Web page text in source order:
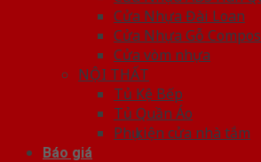
Cửa Nhựa Đài Loan
Cửa Nhựa Gỗ
Cửa vòm nhựa
NỘI THẤT
Tủ Kệ Bếp
Tủ Quần Áo
Phụ kiện cửa nhà tắm
Báo giá